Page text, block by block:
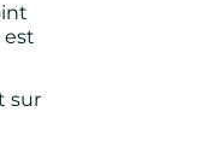
est
sur